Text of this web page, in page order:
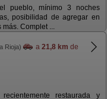
pueblo, mínimo 3 noches
posibilidad de agregar en
Complet ...
Rioja) a 21,8 km de
restaurada y